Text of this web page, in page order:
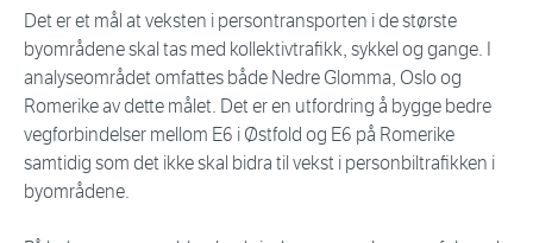
Det er et mål at veksten i persontransporten i de største
byområdene skal tas med kollektivtrafikk, sykkel og gange. I
analyseområdet omfattes både Nedre Glomma, Oslo og
Romerike av dette målet. Det er en utfordring å bygge bedre
vegforbindelser mellom E6 i Østfold og E6 på Romerike
samtidig som det ikke skal bidra til vekst i personbiltrafikken i
byområdene.